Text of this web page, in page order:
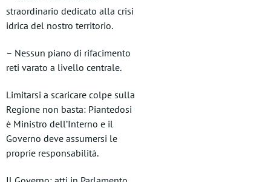
straordinario dedicato alla crisi
idrica del nostro territorio.
– Nessun piano di rifacimento
reti varato a livello centrale.
Limitarsi a scaricare colpe sulla
Regione non basta: Piantedosi
è Ministro dell’Interno e il
Governo deve assumersi le
proprie responsabilità.